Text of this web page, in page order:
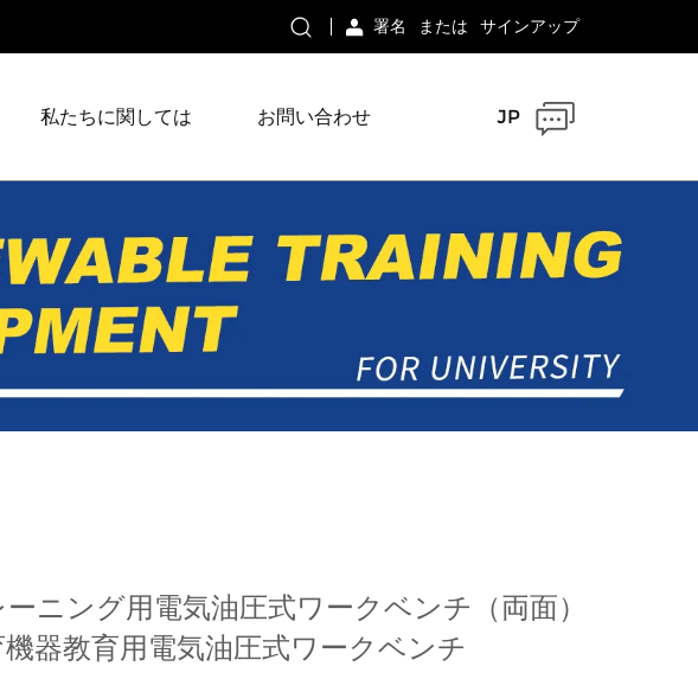
署名 または サインアップ
私たちに関しては お問い合わせ JP
ーニング用電気油圧式ワークベンチ（両面）
器教育用電気油圧式ワークベンチ